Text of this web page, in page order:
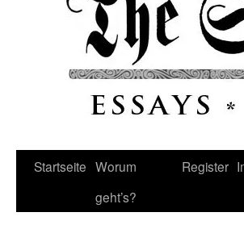
Startseite Worum
geht’s?
Register